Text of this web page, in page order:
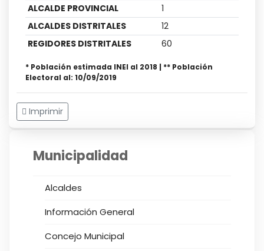
ALCALDE PROVINCIAL
1
ALCALDES DISTRITALES
12
REGIDORES DISTRITALES
60
* Población estimada INEI al 2018 | ** Población
Electoral al: 10/09/2019
Imprimir
Municipalidad
Alcaldes
Información General
Concejo Municipal